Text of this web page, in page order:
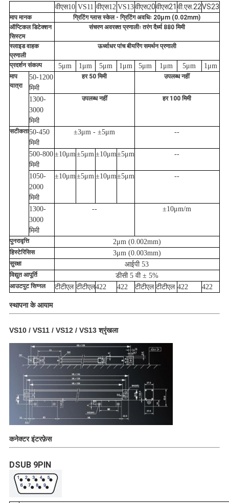
वीएस10 VS11 वीएस12 VS13वीएस20वीएस21 वी.एस.22VS23
माप मानक
ग्रिटिंग ग्लास स्केल - ग्रिटिंग अवधिः 20μm (0.02mm)
ऑप्टिकल डिटेक्शन
सिस्टम
संचरण अवरक्त प्रणालीः तरंग दैर्ध्य 880 मिमी
स्लाइड वाहक
प्रणाली
ऊर्ध्वाधर पांच बीयरिंग समर्थन प्रणाली
प्रदर्शन संकल्प 5μm 1μm 5μm 1μm 5μm 1μm 5μm 1μm
माप
यात्रा
50-1200
मिमी
हर 50 मिमी उपलब्ध नहीं
1300-
3000
मिमी
उपलब्ध नहीं हर 100 मिमी
सटीकता50-450
मिमी
±3μm - ±5μm --
500-800
मिमी
±10μm ±5μm ±10μm±5μm --
1050-
2000
मिमी
±10μm ±5μm ±10μm±5μm --
1300-
3000
मिमी
-- ±10μm/m
पुनरावृत्ति 2μm (0.002mm)
हिस्टेरिसिस 3μm (0.003mm)
सुरक्षा आईपी 53
विद्युत आपूर्ति डीसी 5 वी ± 5%
आउटपुट सिग्नल टीटीएल टीटीएल422 422 टीटीएल टीटीएल 422 422
स्थापना के आयाम
VS10 / VS11 / VS12 / VS13 श्रृंखला
कनेक्टर इंटरफ़ेस
DSUB 9PIN